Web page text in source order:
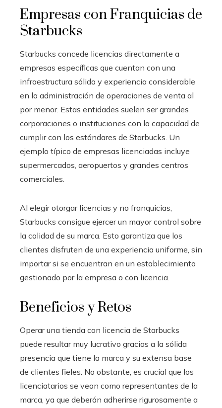
Empresas con Franquicias de
Starbucks
Starbucks concede licencias directamente a
empresas específicas que cuentan con una
infraestructura sólida y experiencia considerable
en la administración de operaciones de venta al
por menor. Estas entidades suelen ser grandes
corporaciones o instituciones con la capacidad de
cumplir con los estándares de Starbucks. Un
ejemplo típico de empresas licenciadas incluye
supermercados, aeropuertos y grandes centros
comerciales.
Al elegir otorgar licencias y no franquicias,
Starbucks consigue ejercer un mayor control sobre
la calidad de su marca. Esto garantiza que los
clientes disfruten de una experiencia uniforme, sin
importar si se encuentran en un establecimiento
gestionado por la empresa o con licencia.
Beneficios y Retos
Operar una tienda con licencia de Starbucks
puede resultar muy lucrativo gracias a la sólida
presencia que tiene la marca y su extensa base
de clientes fieles. No obstante, es crucial que los
licenciatarios se vean como representantes de la
marca, ya que deberán adherirse rigurosamente a